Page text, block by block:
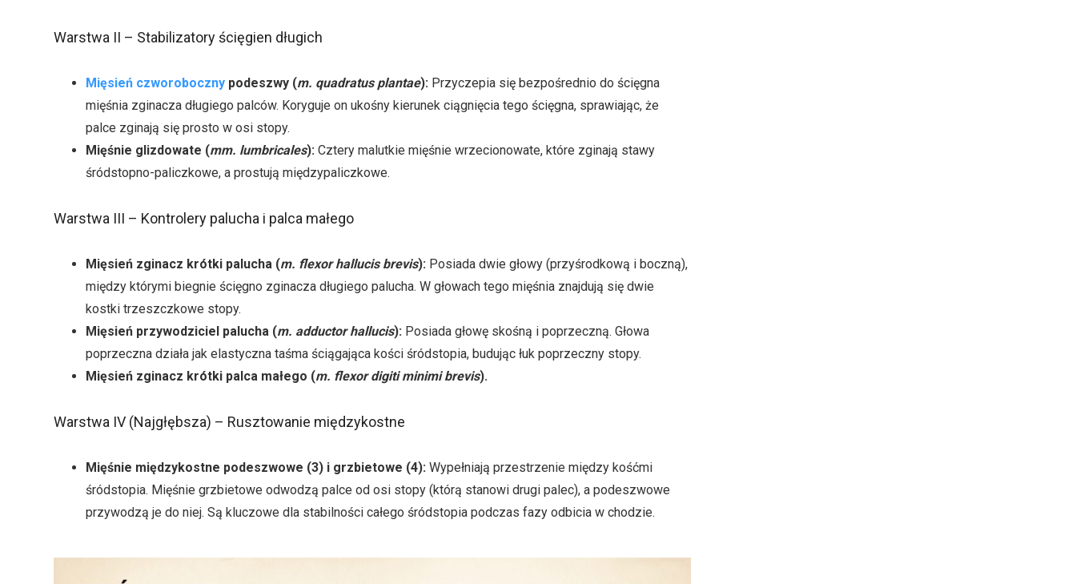
Warstwa II – Stabilizatory ścięgien długich
Mięsień czworoboczny podeszwy (m. quadratus plantae): Przyczepia się bezpośrednio do ścięgna
mięśnia zginacza długiego palców. Koryguje on ukośny kierunek ciągnięcia tego ścięgna, sprawiając, że
palce zginają się prosto w osi stopy.
Mięśnie glizdowate (mm. lumbricales): Cztery malutkie mięśnie wrzecionowate, które zginają stawy
śródstopno-paliczkowe, a prostują międzypaliczkowe.
Warstwa III – Kontrolery palucha i palca małego
Mięsień zginacz krótki palucha (m. flexor hallucis brevis): Posiada dwie głowy (przyśrodkową i boczną),
między którymi biegnie ścięgno zginacza długiego palucha. W głowach tego mięśnia znajdują się dwie
kostki trzeszczkowe stopy.
Mięsień przywodziciel palucha (m. adductor hallucis): Posiada głowę skośną i poprzeczną. Głowa
poprzeczna działa jak elastyczna taśma ściągająca kości śródstopia, budując łuk poprzeczny stopy.
Mięsień zginacz krótki palca małego (m. flexor digiti minimi brevis).
Warstwa IV (Najgłębsza) – Rusztowanie międzykostne
Mięśnie międzykostne podeszwowe (3) i grzbietowe (4): Wypełniają przestrzenie między kośćmi
śródstopia. Mięśnie grzbietowe odwodzą palce od osi stopy (którą stanowi drugi palec), a podeszwowe
przywodzą je do niej. Są kluczowe dla stabilności całego śródstopia podczas fazy odbicia w chodzie.